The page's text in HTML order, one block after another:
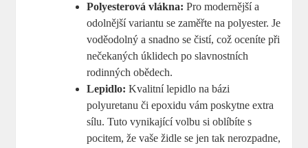
Polyesterová vlákna: Pro modernější a
odolnější variantu se zaměřte na polyester. Je
voděodolný a snadno se čistí, což oceníte při
nečekaných úklidech po slavnostních
rodinných obědech.
Lepidlo: Kvalitní lepidlo na bázi
polyuretanu či epoxidu vám poskytne extra
sílu. Tuto vynikající volbu si oblíbíte s
pocitem, že vaše židle se jen tak nerozpadne,